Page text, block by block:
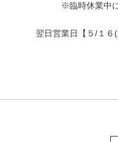
※臨時休業中
翌日営業日【５/１６